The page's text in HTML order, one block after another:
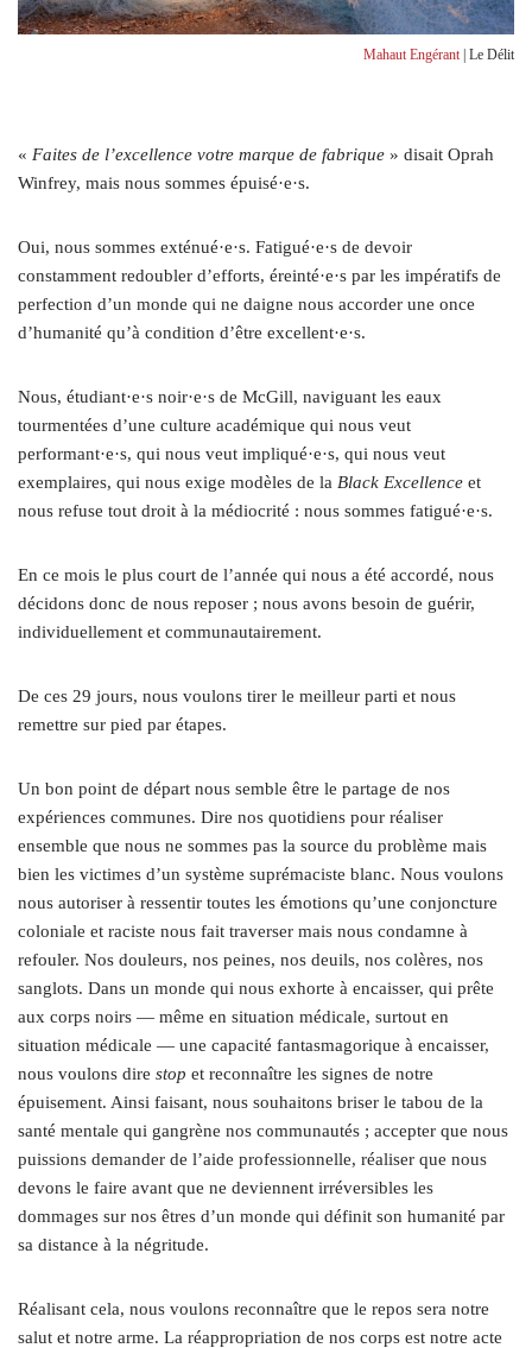
Mahaut Engérant| Le Délit
« Faites de l’excellence votre marque de fabrique » disait Oprah
Winfrey, mais nous sommes épuisé·e·s.
Oui, nous sommes exténué·e·s. Fatigué·e·s de devoir
constamment redoubler d’efforts, éreinté·e·s par les impératifs de
perfection d’un monde qui ne daigne nous accorder une once
d’humanité qu’à condition d’être excellent·e·s.
Nous, étudiant·e·s noir·e·s de McGill, naviguant les eaux
tourmentées d’une culture académique qui nous veut
performant·e·s, qui nous veut impliqué·e·s, qui nous veut
exemplaires, qui nous exige modèles de la Black Excellence et
nous refuse tout droit à la médiocrité : nous sommes fatigué·e·s.
En ce mois le plus court de l’année qui nous a été accordé, nous
décidons donc de nous reposer ; nous avons besoin de guérir,
individuellement et communautairement.
De ces 29 jours, nous voulons tirer le meilleur parti et nous
remettre sur pied par étapes.
Un bon point de départ nous semble être le partage de nos
expériences communes. Dire nos quotidiens pour réaliser
ensemble que nous ne sommes pas la source du problème mais
bien les victimes d’un système suprémaciste blanc. Nous voulons
nous autoriser à ressentir toutes les émotions qu’une conjoncture
coloniale et raciste nous fait traverser mais nous condamne à
refouler. Nos douleurs, nos peines, nos deuils, nos colères, nos
sanglots. Dans un monde qui nous exhorte à encaisser, qui prête
aux corps noirs — même en situation médicale, surtout en
situation médicale — une capacité fantasmagorique à encaisser,
nous voulons dire stop et reconnaître les signes de notre
épuisement. Ainsi faisant, nous souhaitons briser le tabou de la
santé mentale qui gangrène nos communautés ; accepter que nous
puissions demander de l’aide professionnelle, réaliser que nous
devons le faire avant que ne deviennent irréversibles les
dommages sur nos êtres d’un monde qui définit son humanité par
sa distance à la négritude.
Réalisant cela, nous voulons reconnaître que le repos sera notre
salut et notre arme. La réappropriation de nos corps est notre acte